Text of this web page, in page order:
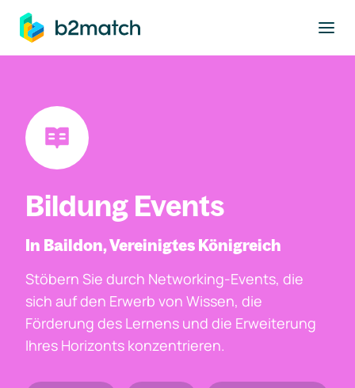
springen
Bildung Events
In Baildon, Vereinigtes Königreich
Stöbern Sie durch Networking-Events, die
sich auf den Erwerb von Wissen, die
Förderung des Lernens und die Erweiterung
Ihres Horizonts konzentrieren.